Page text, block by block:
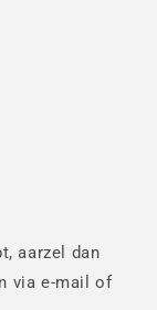
aarzel dan
via e-mail of